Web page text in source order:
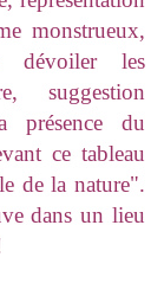
monstrueux,
dévoiler les
présence du
ce tableau
de la nature".
dans un lieu